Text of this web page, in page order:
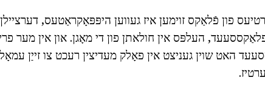
פון פֿלאַקס זוימען איז געווען היפּפּאָקראַטעס,
העלפּס אין חולאתן פון די מאָגן. און אין מער
האט שוין געניצט אין פאָלק מעדיצין רעכט צו זייַן